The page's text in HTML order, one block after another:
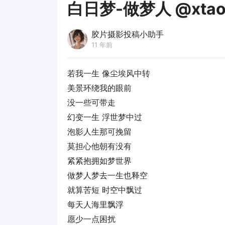
白日梦-做梦人
胶片摄影投稿小助手
11 年前
若我一生 像尘埃风中转
美景环绕我的眼前
没一些可带走
幻变一生 浮世梦中过
泡影人生那可挽留
莫担心他朝有没有
紧紧抱拥如梦世界
做梦人梦去一生也释空
就算苦短 时空中飘过
每天人海里飘浮
愿少一点困扰